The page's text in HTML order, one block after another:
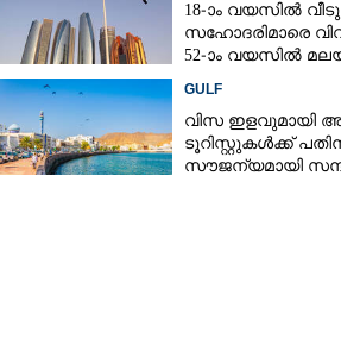
18-ാം വയസിൽ
സഹോദരിമാരെ
52-ാം വയസിൽ
GULF
വിസ ഇളവുമായി
ടൂറിസ്റ്റുകൾക്ക്
സൗജന്യമായി